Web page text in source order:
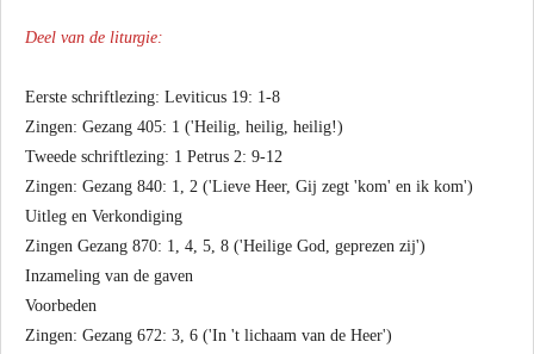
Deel van de liturgie:
Eerste schriftlezing: Leviticus 19: 1-8
Zingen: Gezang 405: 1 ('Heilig, heilig, heilig!)
Tweede schriftlezing: 1 Petrus 2: 9-12
Zingen: Gezang 840: 1, 2 ('Lieve Heer, Gij zegt 'kom' en ik kom')
Uitleg en Verkondiging
Zingen Gezang 870: 1, 4, 5, 8 ('Heilige God, geprezen zij')
Inzameling van de gaven
Voorbeden
Zingen: Gezang 672: 3, 6 ('In 't lichaam van de Heer')